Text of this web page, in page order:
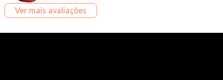
Ver mais avaliações